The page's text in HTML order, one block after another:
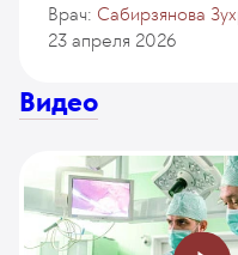
Врач: Сабирзянова
23 апреля 2026
Видео